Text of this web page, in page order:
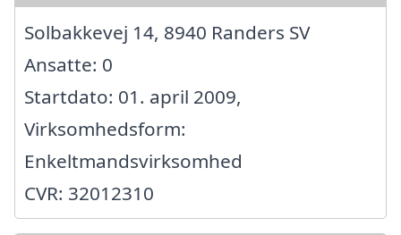
Solbakkevej 14, 8940 Randers SV
Ansatte: 0
Startdato: 01. april 2009,
Virksomhedsform:
Enkeltmandsvirksomhed
CVR: 32012310